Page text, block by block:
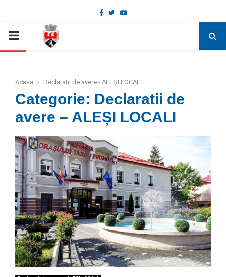
Deschide bara de unelte
Facebook
TwitterYoutube
PRIMARY
Acasa Declaratii de avere - ALEȘI LOCALI
Categorie: Declaratii de
avere – ALEȘI LOCALI